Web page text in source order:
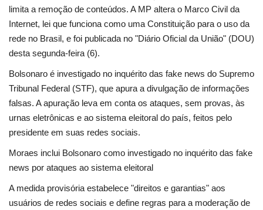
Entretenimento
Politica
Tecnologia
Saúde
Economia
Esportes
Galeria
limita a remoção de conteúdos. A MP altera o Marco Civil da
Internet, lei que funciona como uma Constituição para o uso da
rede no Brasil, e foi publicada no "Diário Oficial da União" (DOU)
desta segunda-feira (6).
Bolsonaro é investigado no inquérito das fake news do Supremo
Tribunal Federal (STF), que apura a divulgação de informações
falsas. A apuração leva em conta os ataques, sem provas, às
urnas eletrônicas e ao sistema eleitoral do país, feitos pelo
presidente em suas redes sociais.
Moraes inclui Bolsonaro como investigado no inquérito das fake
news por ataques ao sistema eleitoral
A medida provisória estabelece "direitos e garantias" aos
usuários de redes sociais e define regras para a moderação de